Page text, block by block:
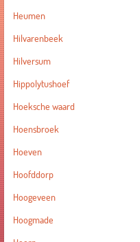
Heumen
Hilvarenbeek
Hilversum
Hippolytushoef
Hoeksche waard
Hoensbroek
Hoeven
Hoofddorp
Hoogeveen
Hoogmade